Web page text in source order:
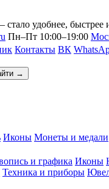
удобнее, быстрее
Пн–Пт 10:00–19:00
Контакты ВК
→
Иконы Монеты и медали
и графика Иконы
Техника и приборы